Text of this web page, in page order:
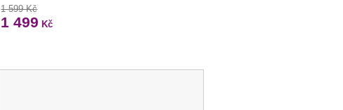
1 599 Kč
1 499 Kč